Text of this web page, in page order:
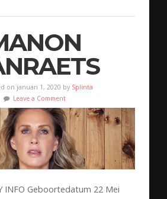
on januari 1, 2020 by Splinta
Leave a Comment
INFO Geboortedatum 22 Mei